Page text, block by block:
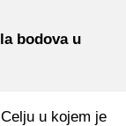
bodova u
u kojem je